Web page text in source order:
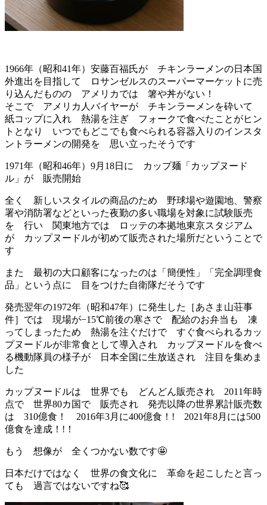
1966年（昭和41年）安藤百福氏が チキンラーメンの日本国
外進出を目指して ロサンゼルスのスーパーマーケットに売
り込んだものの アメリカでは 箸や丼がない！
そこで アメリカ人バイヤーが チキンラーメンを砕いて
紙コップに入れ 熱湯を注ぎ フォークで食べたことがヒン
トとなり いつでもどこでも食べられる容器入りのインスタ
ントラーメンの開発を 思い立ったそうです
1971年（昭和46年）9月18日に カップ麺「カップヌード
ル」が 販売開始
全く 新しいスタイルの商品のため 野球場や遊園地、警察
署や消防署などといった夜勤の多い職場を対象に試験販売
を 行い 関東地方では ロッテの本拠地東京スタジアム
が カップヌードルが初めて販売された場所だということで
す
また 最初の大口顧客になったのは「簡便性」「完全調理食
品」という点に 目をつけた自衛隊だそうです
発売翌年の1972年（昭和47年）に発生した［あさま山荘事
件］では 現場が−15℃前後の寒さで 配給のお弁当も 凍
ってしまったため 熱湯を注ぐだけで すぐ食べられるカッ
プヌードルが非常食として導入され カップヌードルを食べ
る機動隊員の様子が 日本全国に生放送され 注目を集めま
した
カップヌードルは 世界でも どんどん販売され 2011年時
点で 世界80カ国で 販売され 発売以降の世界累計販売数
は 310億食！ 2016年3月に400億食！! 2021年8月には500
億食を達成！!！
もう 想像が 全くつかない数です🤩
日本だけではなく 世界の食文化に 革命を起こしたと言っ
ても 過言ではないですね🥰